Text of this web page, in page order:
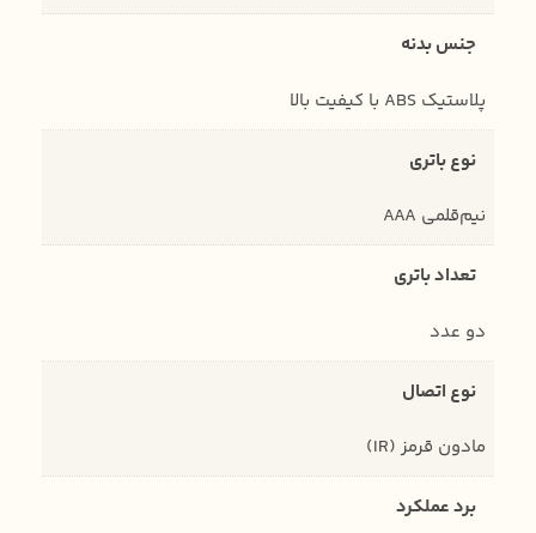
جنس بدنه
پلاستیک ABS با کیفیت بالا
نوع باتری
نیم‌قلمی AAA
تعداد باتری
دو عدد
نوع اتصال
مادون قرمز (IR)
برد عملکرد